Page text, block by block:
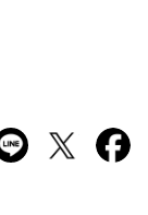
LINEで送るTwitterで